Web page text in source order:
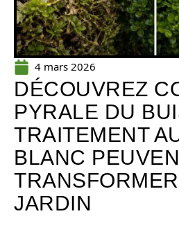
4 mars 2026
DÉCOUVREZ
PYRALE DU
TRAITEMENT
BLANC
JARDIN